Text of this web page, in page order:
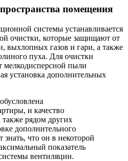
помещения
системы устанавливается
очистки, которые защищают от
выхлопных газов и гари, а также
пуха. Для очистки
мелкодисперсной пыли
установка дополнительных
и качество
рядом других
дополнительного
знать, что он в некоторой
показатель
вентиляции.